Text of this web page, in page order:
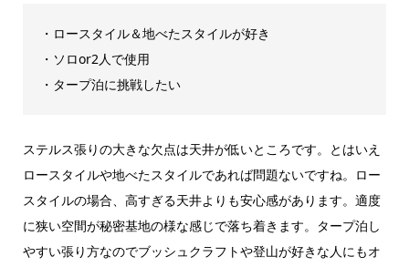
・ロースタイル＆地べたスタイルが好き
・ソロor2人で使用
・タープ泊に挑戦したい
ステルス張りの大きな欠点は天井が低いところです。とはいえ
ロースタイルや地べたスタイルであれば問題ないですね。ロー
スタイルの場合、高すぎる天井よりも安心感があります。適度
に狭い空間が秘密基地の様な感じで落ち着きます。タープ泊し
やすい張り方なのでブッシュクラフトや登山が好きな人にもオ